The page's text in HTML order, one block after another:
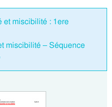
et miscibilité : 1ere
miscibilité – Séquence